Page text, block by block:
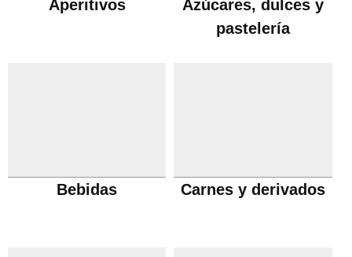
Aperitivos
Azúcares, dulces y
pastelería
Bebidas Carnes y derivados